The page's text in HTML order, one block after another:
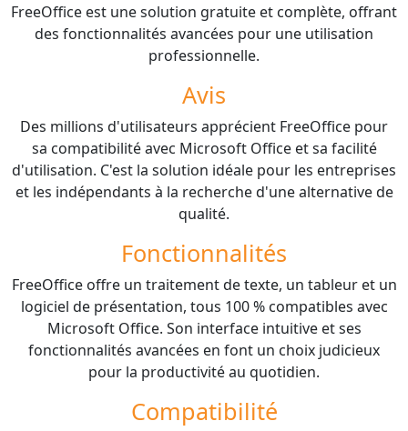
FreeOffice est une solution gratuite et complète, offrant
des fonctionnalités avancées pour une utilisation
professionnelle.
Avis
Des millions d'utilisateurs apprécient FreeOffice pour
sa compatibilité avec Microsoft Office et sa facilité
d'utilisation. C'est la solution idéale pour les entreprises
et les indépendants à la recherche d'une alternative de
qualité.
Fonctionnalités
FreeOffice offre un traitement de texte, un tableur et un
logiciel de présentation, tous 100 % compatibles avec
Microsoft Office. Son interface intuitive et ses
fonctionnalités avancées en font un choix judicieux
pour la productivité au quotidien.
Compatibilité